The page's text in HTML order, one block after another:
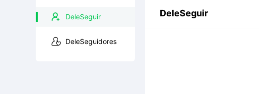
DeleSeguir
DeleSeguidores
DeleSeguir